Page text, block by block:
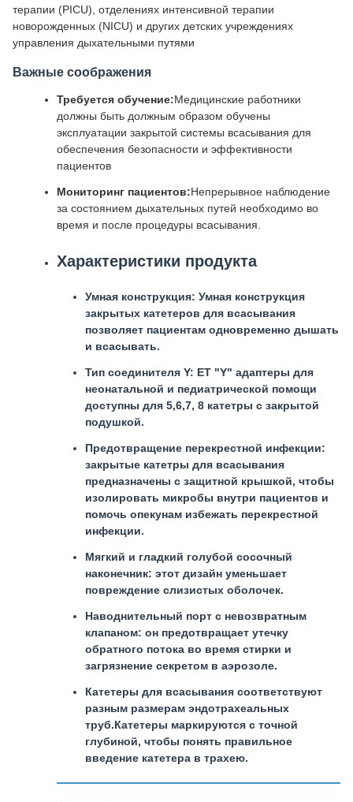
терапии (PICU), отделениях интенсивной терапии
новорожденных (NICU) и других детских учреждениях
управления дыхательными путями
Важные соображения
Требуется обучение:Медицинские работники
должны быть должным образом обучены
эксплуатации закрытой системы всасывания для
обеспечения безопасности и эффективности
пациентов
Мониторинг пациентов:Непрерывное наблюдение
за состоянием дыхательных путей необходимо во
время и после процедуры всасывания.
Характеристики продукта
Умная конструкция: Умная конструкция
закрытых катетеров для всасывания
позволяет пациентам одновременно дышать
и всасывать.
Тип соединителя Y: ET "Y" адаптеры для
неонатальной и педиатрической помощи
доступны для 5,6,7, 8 катетры с закрытой
подушкой.
Предотвращение перекрестной инфекции:
закрытые катетры для всасывания
предназначены с защитной крышкой, чтобы
изолировать микробы внутри пациентов и
помочь опекунам избежать перекрестной
инфекции.
Мягкий и гладкий голубой сосочный
наконечник: этот дизайн уменьшает
повреждение слизистых оболочек.
Наводнительный порт с невозвратным
клапаном: он предотвращает утечку
обратного потока во время стирки и
загрязнение секретом в аэрозоле.
Катетеры для всасывания соответствуют
разным размерам эндотрахеальных
труб.Катетеры маркируются с точной
глубиной, чтобы понять правильное
введение катетера в трахею.